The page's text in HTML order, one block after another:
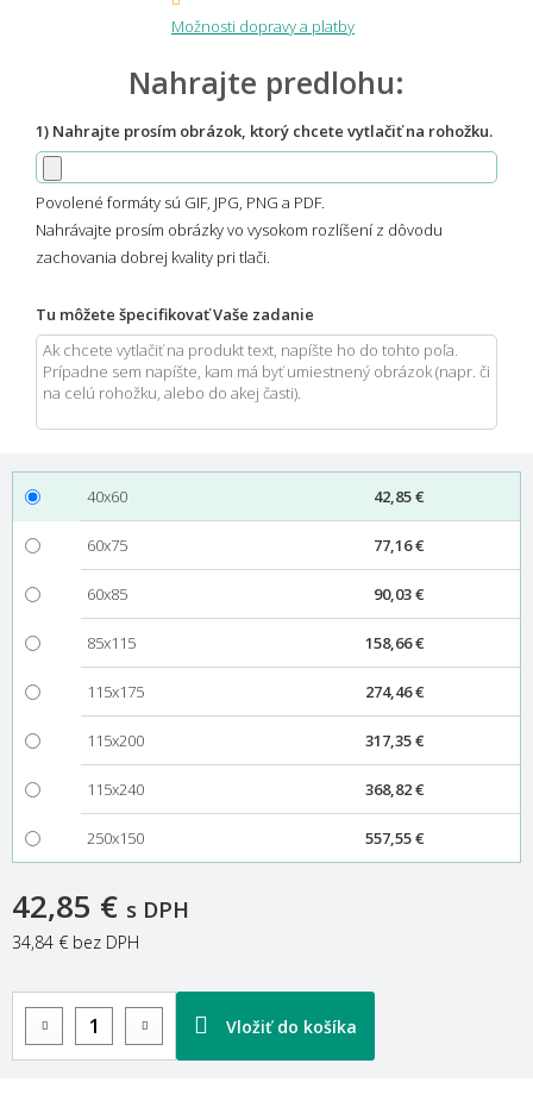
Možnosti dopravy a platby
Nahrajte predlohu:
1) Nahrajte prosím obrázok, ktorý chcete vytlačiť na rohožku.
Povolené formáty sú GIF, JPG, PNG a PDF.
Nahrávajte prosím obrázky vo vysokom rozlíšení z dôvodu
zachovania dobrej kvality pri tlači.
Tu môžete špecifikovať Vaše zadanie
40x60 42,85 €
60x75 77,16 €
60x85 90,03 €
85x115 158,66 €
115x175 274,46 €
115x200 317,35 €
115x240 368,82 €
250x150 557,55 €
42,85 € s DPH
34,84 € bez DPH
Vložiť do košíka